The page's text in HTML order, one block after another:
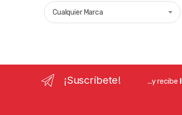
Cualquier Marca
¡Suscríbete! ...y recibe